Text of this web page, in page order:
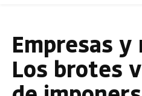
Empresas
Los brotes